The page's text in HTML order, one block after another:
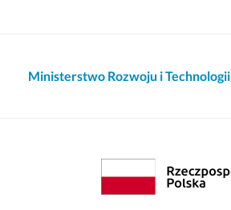
Ministerstwo Rozwoju i Technologii